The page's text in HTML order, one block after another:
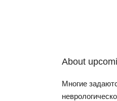
About
Многие